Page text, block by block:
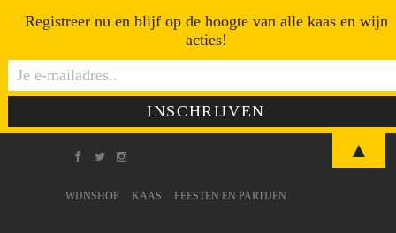
WIJNSHOP KAAS FEESTEN EN PARTIJEN
Registreer nu en blijf op de hoogte van alle kaas en wijn
acties!
▲